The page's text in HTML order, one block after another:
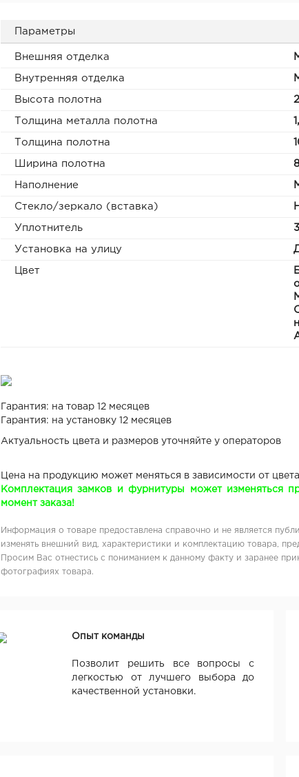
Параметры
Внешняя отделка
Внутренняя отделка
Высота полотна
Толщина металла полотна
Толщина полотна
Ширина полотна
Наполнение
Стекло/зеркало (вставка)
Уплотнитель
Установка на улицу
Цвет
Гарантия: на товар 12 месяцев
Гарантия: на установку 12 месяцев
Актуальность цвета и размеров уточняйте у операторов
Цена на продукцию может меняться в зависимости от
Комплектация замков и фурнитуры может изменяться
момент заказа!
Информация о товаре предоставлена справочно и не является
изменять внешний вид, характеристики и комплектацию товара,
Просим Вас отнестись с пониманием к данному факту и заранее
фотографиях товара.
Опыт команды
Позволит решить все вопросы с
легкостью от лучшего выбора до
качественной установки.